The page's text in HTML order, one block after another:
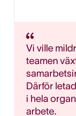
Vi ville
teamen
Därför
i hela
arbete.